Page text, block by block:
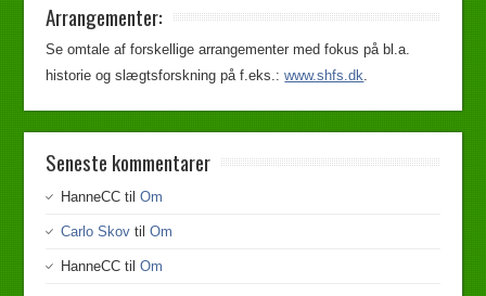
Arrangementer:
Se omtale af forskellige arrangementer med fokus på bl.a.
historie og slægtsforskning på f.eks.:www.shfs.dk.
Seneste kommentarer
HanneCC tilOm
Carlo Skov tilOm
HanneCC tilOm